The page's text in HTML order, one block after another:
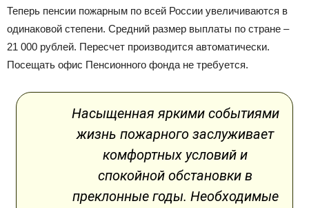
Теперь пенсии пожарным по всей России увеличиваются в
одинаковой степени. Средний размер выплаты по стране –
21 000 рублей. Пересчет производится автоматически.
Посещать офис Пенсионного фонда не требуется.
Насыщенная яркими событиями
жизнь пожарного заслуживает
комфортных условий и
спокойной обстановки в
преклонные годы. Необходимые